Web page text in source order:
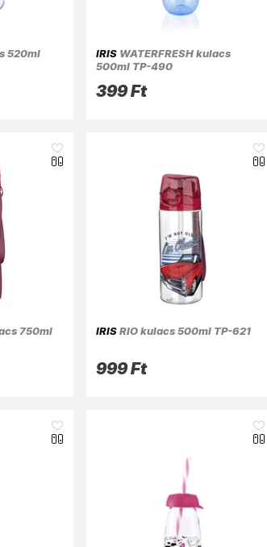
520ml
IRIS WATERFRESH kulacs
500ml TP-490
399 Ft
750ml
IRISRIO kulacs 500ml TP-621
999 Ft